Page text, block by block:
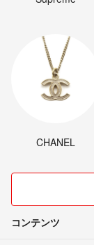
CHANEL
コンテンツ